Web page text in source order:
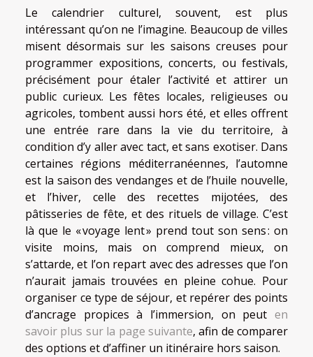
Le calendrier culturel, souvent, est plus
intéressant qu’on ne l’imagine. Beaucoup de villes
misent désormais sur les saisons creuses pour
programmer expositions, concerts, ou festivals,
précisément pour étaler l’activité et attirer un
public curieux. Les fêtes locales, religieuses ou
agricoles, tombent aussi hors été, et elles offrent
une entrée rare dans la vie du territoire, à
condition d’y aller avec tact, et sans exotiser. Dans
certaines régions méditerranéennes, l’automne
est la saison des vendanges et de l’huile nouvelle,
et l’hiver, celle des recettes mijotées, des
pâtisseries de fête, et des rituels de village. C’est
là que le « voyage lent » prend tout son sens : on
visite moins, mais on comprend mieux, on
s’attarde, et l’on repart avec des adresses que l’on
n’aurait jamais trouvées en pleine cohue. Pour
organiser ce type de séjour, et repérer des points
d’ancrage propices à l’immersion, on peut en
savoir plus sur la page suivante, afin de comparer
des options et d’affiner un itinéraire hors saison.